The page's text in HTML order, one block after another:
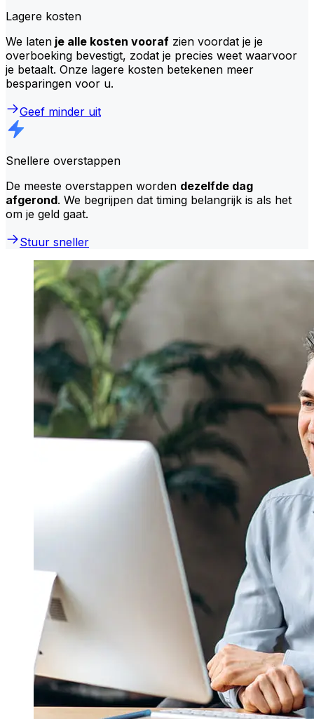
Lagere kosten
We laten je alle kosten vooraf zien voordat je je
overboeking bevestigt, zodat je precies weet waarvoor
je betaalt. Onze lagere kosten betekenen meer
besparingen voor u.
Geef minder uit
Snellere overstappen
De meeste overstappen worden dezelfde dag
afgerond. We begrijpen dat timing belangrijk is als het
om je geld gaat.
Stuur sneller